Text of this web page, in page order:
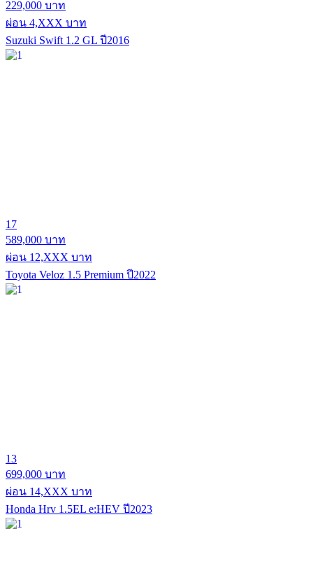
229,000 บาท
ผ่อน 4,XXX บาท
Suzuki Swift 1.2 GL ปี2016
17
589,000 บาท
ผ่อน 12,XXX บาท
Toyota Veloz 1.5 Premium ปี2022
13
699,000 บาท
ผ่อน 14,XXX บาท
Honda Hrv 1.5EL e:HEV ปี2023